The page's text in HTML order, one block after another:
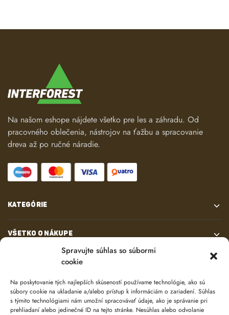
Spravujte súhlas so súbormi
cookie
Na poskytovanie tých najlepších skúseností používame technológie, ako sú
súbory cookie na ukladanie a/alebo prístup k informáciám o zariadení. Súhlas
s týmito technológiami nám umožní spracovávať údaje, ako je správanie pri
prehliadaní alebo jedinečné ID na tejto stránke. Nesúhlas alebo odvolanie
Na našom eshope nájdete všetko pre les a záhradu. Od
pracovného oblečenia, nástrojov na ťažbu a spracovanie
dreva až po ručné náradie.
KATEGÓRIE
VŠETKO O NÁKUPE